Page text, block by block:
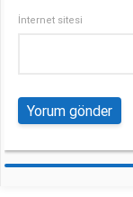
İnternet sitesi